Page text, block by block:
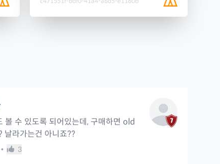
볼 수 있도록 되어있는데, 구매하면 old
날라가는건 아니죠??
• 3